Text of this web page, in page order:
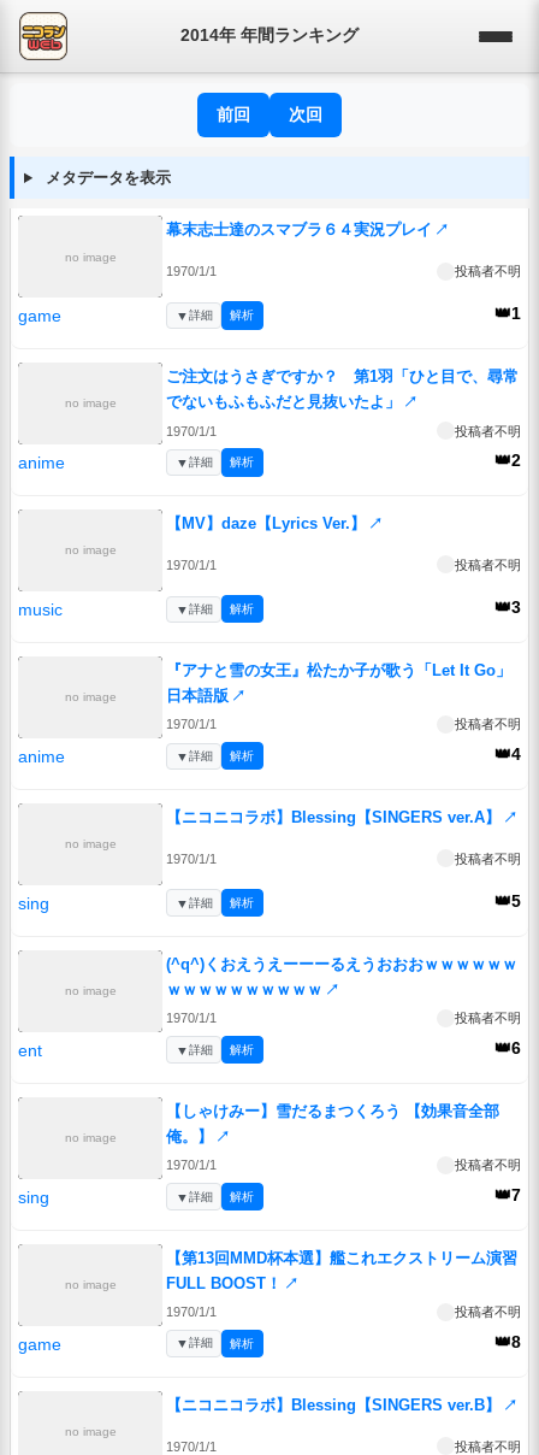
2014年 年間ランキング
前回 次回
メタデータを表示
no image
幕末志士達のスマブラ６４実況プレイ ↗
1970/1/1 投稿者不明
game 👑1
▼詳細 解析
no image
ご注文はうさぎですか？ 第1羽「ひと目で、尋常
でないもふもふだと見抜いたよ」
↗
1970/1/1 投稿者不明
anime 👑2
▼詳細 解析
no image
【MV】daze【Lyrics Ver.】 ↗
1970/1/1 投稿者不明
music 👑3
▼詳細 解析
no image
『アナと雪の女王』松たか子が歌う「Let It Go」
日本語版 ↗
1970/1/1 投稿者不明
anime 👑4
▼詳細 解析
no image
【ニコニコラボ】Blessing【SINGERS ver.A】 ↗
1970/1/1 投稿者不明
sing 👑5
▼詳細 解析
no image
(^q^)くおえうえーーーるえうおおおｗｗｗｗｗｗ
ｗｗｗｗｗｗｗｗｗｗ ↗
1970/1/1 投稿者不明
ent 👑6
▼詳細 解析
no image
【しゃけみー】雪だるまつくろう 【効果音全部
俺。】
↗
1970/1/1 投稿者不明
sing 👑7
▼詳細 解析
no image
【第13回MMD杯本選】艦これエクストリーム演習
FULL BOOST！
↗
1970/1/1 投稿者不明
game 👑8
▼詳細 解析
no image
【ニコニコラボ】Blessing【SINGERS ver.B】 ↗
1970/1/1 投稿者不明